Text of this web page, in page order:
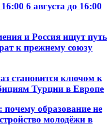
6 августа до 16:00
и Россия ищут путь
к прежнему союзу
становится ключом к
Турции в Европе
образование не
молодёжи в